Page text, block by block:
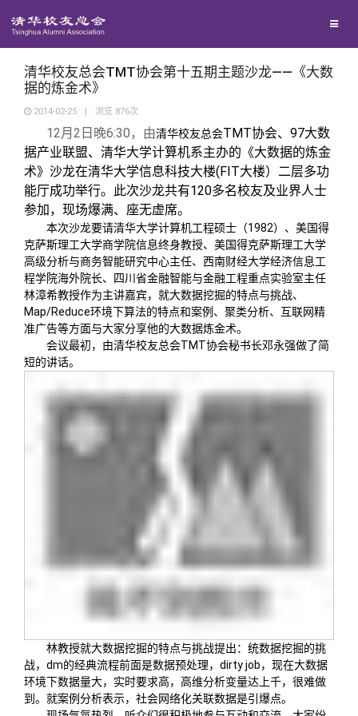
地区联络
年级联络
院系校友工作
专业委员会
兴趣群体
西南联大校友会
回馈母校
捐赠项目
捐赠新闻
捐赠纪事
捐赠方法
义工计划
媒体平台
《清华校友通讯》
《水木清华》
我要订阅
新媒体平台
百年清华
清华人物
清华故事
青春风采
校友服务
终身学习
信息化服务
校友总会
总会简介
制度法规
联系我们
关闭
清华校友总会TMT协会第十五期主题沙龙——《大数
据的炼金术》
2014-02-25 | 浏览 876次
12月 2 日 晚6:30 ，由清华校友总会TMT协会、 97大数
据产业联盟、清华大学计算机系主办的《大数据的炼金
术》沙龙在清华大学信息科技大楼(FIT大楼）二层多功
能厅成功举行。此次沙龙共有120多名校友及业界人士
参加，现场爆满、座无虚席。
本次沙龙要请清华大学计算机工程硕士（1982）、美国得
克萨斯理工大学商学院信息终身教授、美国得克萨斯理工大学
高级分析与商务智能研究中心主任、西南财经大学经济信息工
程学院海外院长、四川省金融智能与金融工程重点实验室主任
林漳希教授作为主讲嘉宾，就大数据挖掘的特点与挑战、
Map/Reduce环境下算法的特点和案例、聚类分析、互联网精
准广告等方面与大家分享他的大数据炼金术。
会议最初，由清华校友总会TMT协会秘书长邓永强做了简
短的讲话。
林教授就大数据挖掘的特点与挑战提出： 统数据挖掘的挑
战，dm的经典流程前面是数据预处理，dirty job，现在大数据
环境下数据量大，实时要求高，高维分析变量达上千，很难做
到。就案例分析表示，社会网络化关联数据是引爆点。